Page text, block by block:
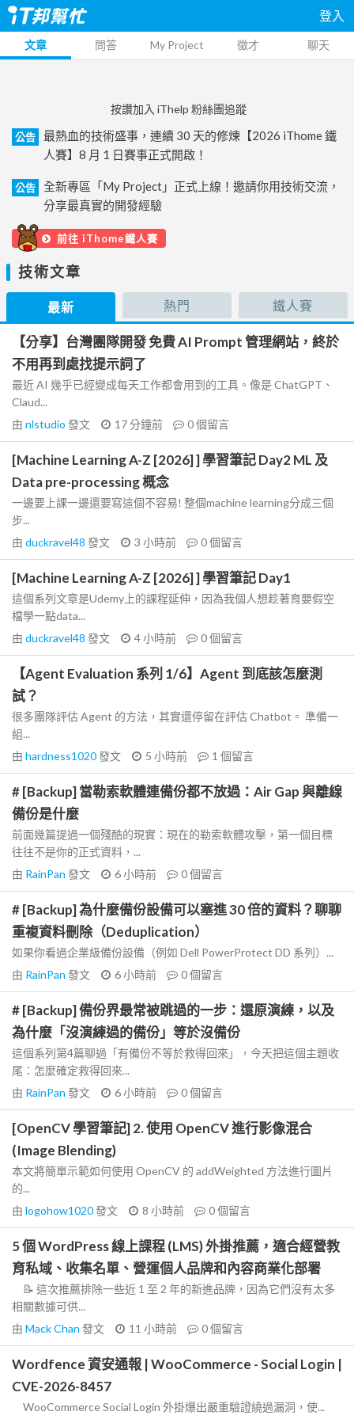
登入
文章 問答 My Project 徵才 聊天
按讚加入 iThelp 粉絲團追蹤
公告
最熱血的技術盛事，連續 30 天的修煉【2026 iThome 鐵
人賽】8 月 1 日賽事正式開啟！
公告
全新專區「My Project」正式上線！邀請你用技術交流，
分享最真實的開發經驗
前往 iThome鐵人賽
技術文章
最新 熱門 鐵人賽
【分享】台灣團隊開發 免費 AI Prompt 管理網站，終於
不用再到處找提示詞了
最近 AI 幾乎已經變成每天工作都會用到的工具。像是 ChatGPT、
Claud...
由 nlstudio 發文 17 分鐘前 0個留言
[Machine Learning A-Z [2026] ] 學習筆記 Day2 ML 及
Data pre-processing 概念
一邊要上課一邊還要寫這個不容易! 整個machine learning分成三個
步...
由 duckravel48 發文 3 小時前 0個留言
[Machine Learning A-Z [2026] ] 學習筆記 Day1
這個系列文章是Udemy上的課程延伸，因為我個人想趁著育嬰假空
檔學一點data...
由 duckravel48 發文 4 小時前 0個留言
【Agent Evaluation 系列 1/6】Agent 到底該怎麼測
試？
很多團隊評估 Agent 的方法，其實還停留在評估 Chatbot。 準備一
組...
由 hardness1020發文 5 小時前 1 個留言
# [Backup] 當勒索軟體連備份都不放過：Air Gap 與離線
備份是什麼
前面幾篇提過一個殘酷的現實：現在的勒索軟體攻擊，第一個目標
往往不是你的正式資料，...
由 RainPan 發文 6 小時前 0個留言
# [Backup] 為什麼備份設備可以塞進 30 倍的資料？聊聊
重複資料刪除（Deduplication）
如果你看過企業級備份設備（例如 Dell PowerProtect DD 系列）...
由 RainPan 發文 6 小時前 0個留言
# [Backup] 備份界最常被跳過的一步：還原演練，以及
為什麼「沒演練過的備份」等於沒備份
這個系列第4篇聊過「有備份不等於救得回來」，今天把這個主題收
尾：怎麼確定救得回來...
由 RainPan 發文 6 小時前 0個留言
[OpenCV 學習筆記] 2. 使用 OpenCV 進行影像混合
(Image Blending)
本文將簡單示範如何使用 OpenCV 的 addWeighted 方法進行圖片
的...
由 logohow1020發文 8 小時前 0個留言
5 個 WordPress 線上課程 (LMS) 外掛推薦，適合經營教
育私域、收集名單、營運個人品牌和內容商業化部署
📝 這次推薦排除一些近 1 至 2 年的新進品牌，因為它們沒有太多
相關數據可供...
由 Mack Chan 發文 11 小時前 0個留言
Wordfence 資安通報 | WooCommerce - Social Login |
CVE-2026-8457
WooCommerce Social Login 外掛爆出嚴重驗證繞過漏洞，使...